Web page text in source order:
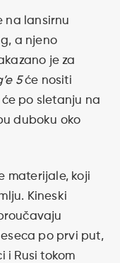
na lansirnu
a njeno
je za
5će nositi
po sletanju na
duboku oko
materijale, koji
Kineski
po prvi put,
i Rusi tokom